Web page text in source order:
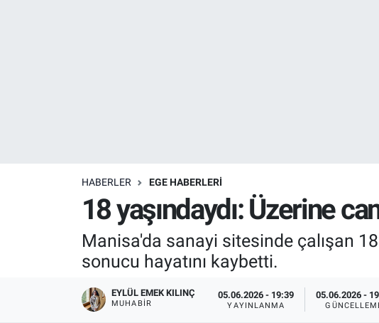
HABERLER EGE HABERLERİ
18 yaşındaydı: Üzerine
Manisa'da sanayi sitesinde çalışan
sonucu hayatını kaybetti.
EYLÜL EMEK KILINÇ
MUHABIR
05.06.2026 - 19:39
YAYINLANMA
05.06.2026 -